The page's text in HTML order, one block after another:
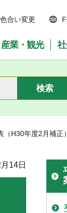
合い変更
業・観光
H30年度2月補正
14日